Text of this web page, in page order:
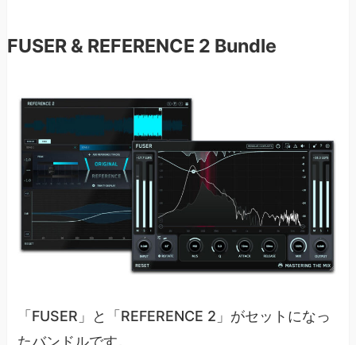
FUSER & REFERENCE 2 Bundle
「FUSER」と「REFERENCE 2」がセットになっ
たバンドルです。